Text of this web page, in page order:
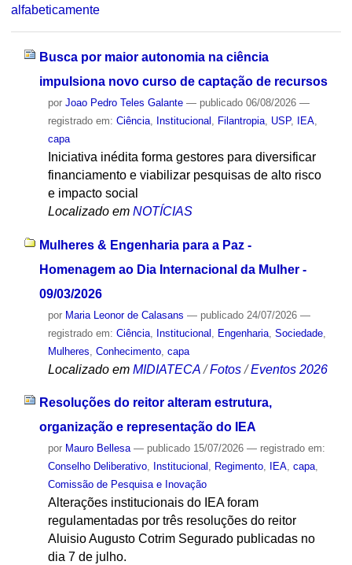
alfabeticamente
Busca por maior autonomia na ciência
impulsiona novo curso de captação de recursos
por Joao Pedro Teles Galante — publicado06/08/2026 —
registrado em: Ciência, Institucional Filantropia, USP, IEA,
capa
Iniciativa inédita forma gestores para diversificar
financiamento e viabilizar pesquisas de alto risco
e impacto social
Localizado em NOTÍCIAS
Mulheres & Engenharia para a Paz -
Homenagem ao Dia Internacional da Mulher -
09/03/2026
por Maria Leonor de Calasans — publicado24/07/2026 —
registrado em: Ciência, Institucional Engenharia, Sociedade,
Mulheres Conhecimento, capa
Localizado em MIDIATECA /Fotos /Eventos 2026
Resoluções do reitor alteram estrutura,
organização e representação do IEA
por Mauro Bellesa — publicado15/07/2026 — registrado em:
Conselho Deliberativo, Institucional , Regimento, IEA, capa,
Comissão de Pesquisa e Inovação
Alterações institucionais do IEA foram
regulamentadas por três resoluções do reitor
Aluisio Augusto Cotrim Segurado publicadas no
dia 7 de julho.